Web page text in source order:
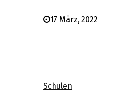
17 März, 2022
Schulen